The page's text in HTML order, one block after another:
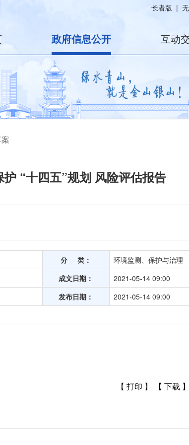
长者版 |
政府信息公开 互动
“十四五”规划 风险评估报告
分 类：
环境监测、保护与治理
成文日期：
2021-05-14 09:00
发布日期：
2021-05-14 09:00
【 打印 】 【 下载 】